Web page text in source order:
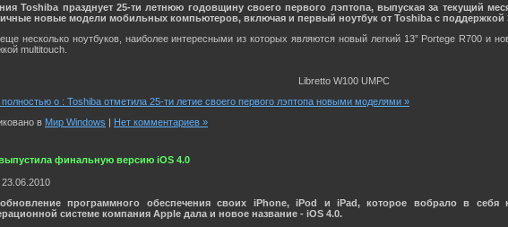
Toshiba празднует 25-ти летнюю годовщину своего первого лэптопа, выпуская за текущий
новые модели мобильных компьютеров, включая и первый ноутбук от Toshiba с поддержкой
несколько ноутбуков, наиболее интересными из которых являются новый легкий 13” Portege R700 и
multitouch.
Libretto W100 UMPC
полностью о : Toshiba отметила 25-ти летие своего первого лэптопа новыми моделями »
в Мир Windows | Нет комментариев »
финальную версию iOS 4.0
программного обеспечения своих iPhone, iPod и iPad, которое вобрало в себя
системе компания Apple дала и новое название - iOS 4.0.